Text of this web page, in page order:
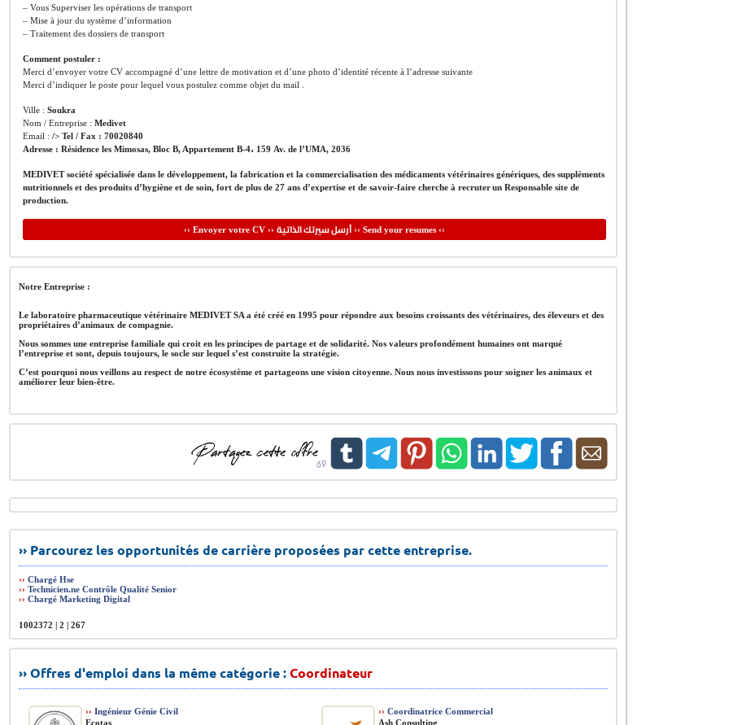
– Vous Superviser les opérations de transport
– Mise à jour du système d’information
– Traitement des dossiers de transport
Comment postuler :
Merci d’envoyer votre CV accompagné d’une lettre de motivation et d’une photo d’identité récente à l’adresse suivante
Merci d’indiquer le poste pour lequel vous postulez comme objet du mail .
Ville : Soukra
Nom / Entreprise : Medivet
Email : /> Tel / Fax : 70020840
Adresse : Résidence les Mimosas, Bloc B, Appartement B-4، 159 Av. de l’UMA, 2036
MEDIVETsociété spécialisée dans le développement, la fabrication et la commercialisation des médicaments vétérinaires génériques, des suppléments
nutritionnels et des produits d’hygiène et de soin, fort de plus de 27 ans d’expertise et de savoir-faire cherche à recruter un Responsable site de
production.
›› Envoyer votre CV ›› أرسل سيرتك الذاتية‹‹ Send your resumes ‹‹
Notre Entreprise :
Le laboratoire pharmaceutique vétérinaire MEDIVET SA a été créé en 1995 pour répondre aux besoins croissants des vétérinaires, des éleveurs et des
propriétaires d’animaux de compagnie.
Nous sommes une entreprise familiale qui croit en les principes de partage et de solidarité. Nos valeurs profondément humaines ont marqué
l’entreprise et sont, depuis toujours, le socle sur lequel s’est construite la stratégie.
C’est pourquoi nous veillons au respect de notre écosystème et partageons une vision citoyenne. Nous nous investissons pour soigner les animaux et
améliorer leur bien-être.
›› Parcourez les opportunités de carrière proposées par cette entreprise.
›› Chargé Hse
›› Technicien.ne Contrôle Qualité Senior
›› Chargé Marketing Digital
1002372 | 2 | 267
›› Offres d'emploi dans la même catégorie :Coordinateur
›› Ingénieur Génie Civil
Ecotas
›› Coordinatrice Commercial
Ash Consulting